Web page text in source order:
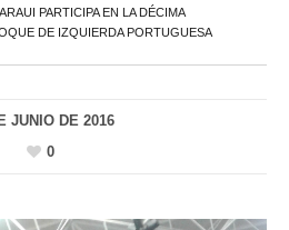
PARTICIPA EN LA DÉCIMA
DE IZQUIERDA PORTUGUESA
JUNIO DE 2016
0